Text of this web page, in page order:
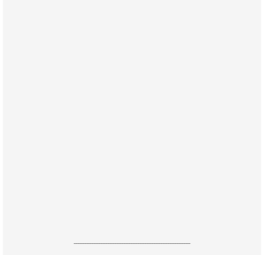
------------------------------------------------------------------